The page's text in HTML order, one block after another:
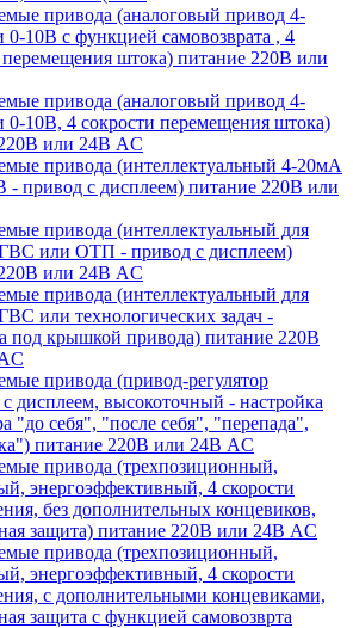
привода (аналоговый привод 4-
10В с функцией самовозврата , 4
перемещения штока) питание 220В или
привода (аналоговый привод 4-
10В, 4 сокрости перемещения штока)
или 24В AC
привода (интеллектуальный 4-20мА
- привод с дисплеем) питание 220В или
привода (интеллектуальный для
или ОТП - привод с дисплеем)
или 24В AC
привода (интеллектуальный для
или технологических задач -
под крышкой привода) питание 220В
привода (привод-регулятор
с дисплеем, высокоточный - настройка
"до себя", "после себя", "перепада",
питание 220В или 24В AC
привода (трехпозиционный,
энергоэффективный, 4 скорости
без дополнительных концевиков,
защита) питание 220В или 24В AC
привода (трехпозиционный,
энергоэффективный, 4 скорости
с дополнительными концевиками,
защита с функцией самовозврта